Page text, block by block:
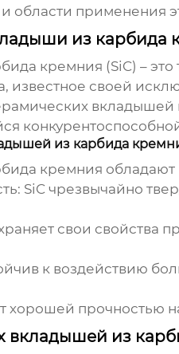
области
из карбида
кремния (SiC) – это
известное своей
из карбида
кремния
SiC чрезвычайно
свои свойства
к воздействию
хорошей прочностью
вкладышей из